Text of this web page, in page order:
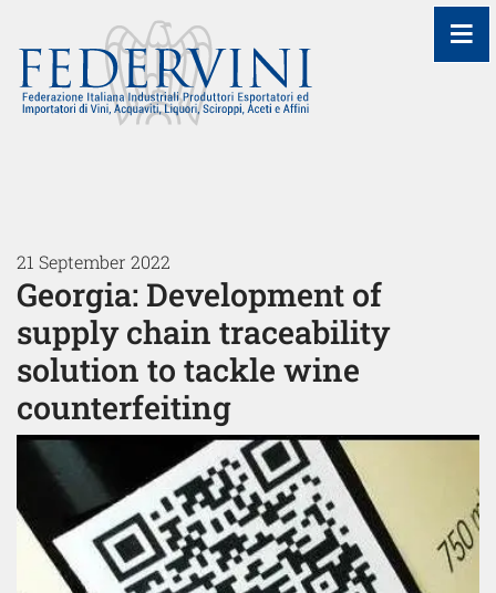
21 September 2022
Georgia: Development of
supply chain traceability
solution to tackle wine
counterfeiting
≡